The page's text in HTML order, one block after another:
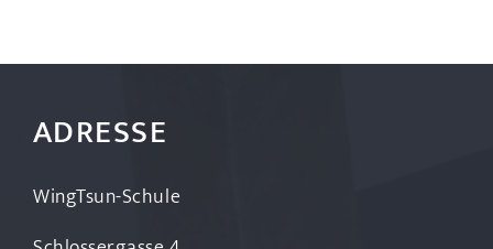
ADRESSE
WingTsun-Schule